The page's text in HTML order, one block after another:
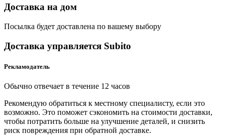
Доставка на дом
Посылка будет доставлена по вашему выбору
Доставка управляется Subito
Рекламодатель
Обычно отвечает в течение 12 часов
Рекомендую обратиться к местному специалисту, если это
возможно. Это поможет сэкономить на стоимости доставки,
чтобы потратить больше на улучшение деталей, и снизить
риск повреждения при обратной доставке.